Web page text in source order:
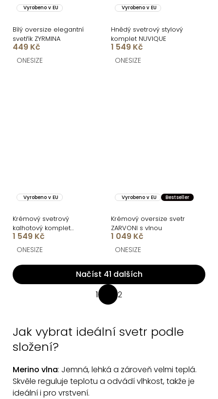
Vyrobeno v EU
Bílý oversize elegantní
svetřík ZYRMINA
449 Kč
ONESIZE
Vyrobeno v EU
Hnědý svetrový stylový
komplet NUVIQUE
1 549 Kč
ONESIZE
Vyrobeno v EU
Krémový svetrový
kalhotový komplet
NUVIQUE
1 549 Kč
ONESIZE
Vyrobeno v EU Bestseller
Krémový oversize svetr
ZARVONI s vlnou
1 049 Kč
ONESIZE
O
v
á
c
í
Načíst 41 dalších
á
o
v
1 2
Jak vybrat ideální svetr podle
složení?
Merino vlna: Jemná, lehká a zároveň velmi teplá.
Skvěle reguluje teplotu a odvádí vlhkost, takže je
ideální i pro vrstvení.